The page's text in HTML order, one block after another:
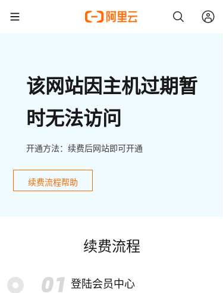
该网站因主机过期暂
时无法访问
开通方法：续费后网站即可开通
续费流程帮助
续费流程
登陆会员中心